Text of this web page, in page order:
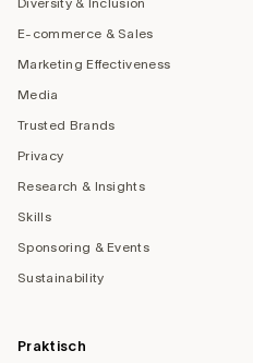
Diversity & Inclusion
E-commerce & Sales
Marketing Effectiveness
Media
Trusted Brands
Privacy
Research & Insights
Skills
Sponsoring & Events
Sustainability
Praktisch